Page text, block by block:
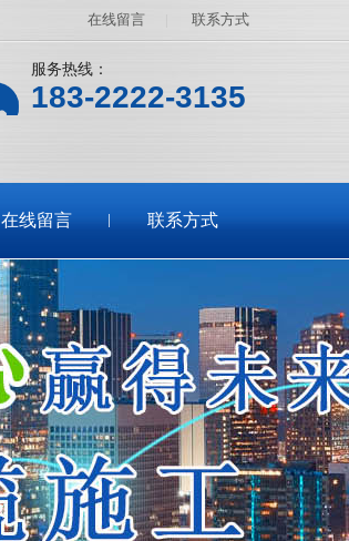
在线留言 联系方式
服务热线：
183-2222-3135
在线留言 联系方式